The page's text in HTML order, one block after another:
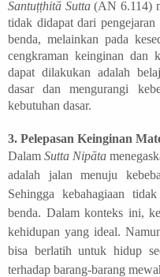
Santuṭṭhitā Sutta(AN 6.114)
tidak didapat dari
benda, melainkan pada
cengkraman keinginan dan
dapat dilakukan adalah
dasar dan mengurangi
kebutuhan dasar.
3. Pelepasan Keinginan
Dalam Sutta Nipāta
adalah jalan menuju
Sehingga kebahagiaan
benda. Dalam konteks ini,
kehidupan yang ideal.
bisa berlatih untuk hidup
terhadap barang-barang